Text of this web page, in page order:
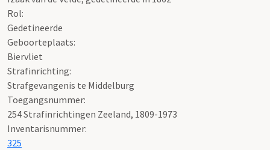
Rol:
Gedetineerde
Geboorteplaats:
Biervliet
Strafinrichting:
Strafgevangenis te Middelburg
Toegangsnummer:
254 Strafinrichtingen Zeeland, 1809-1973
Inventarisnummer:
325